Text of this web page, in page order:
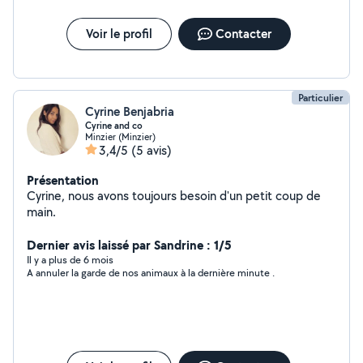
Voir le profil Contacter
Particulier
Cyrine Benjabria
Cyrine and co
Minzier (Minzier)
3,4/5 (5 avis)
Présentation
Cyrine, nous avons toujours besoin d'un petit coup de
main.
Dernier avis laissé par Sandrine : 1/5
Il y a plus de 6 mois
A annuler la garde de nos animaux à la dernière minute .